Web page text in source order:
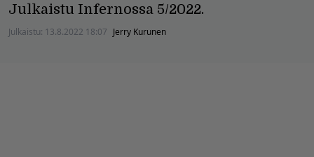
Julkaistu Infernossa 5/2022.
Julkaistu: 13.8.2022 18:07 Jerry Kurunen